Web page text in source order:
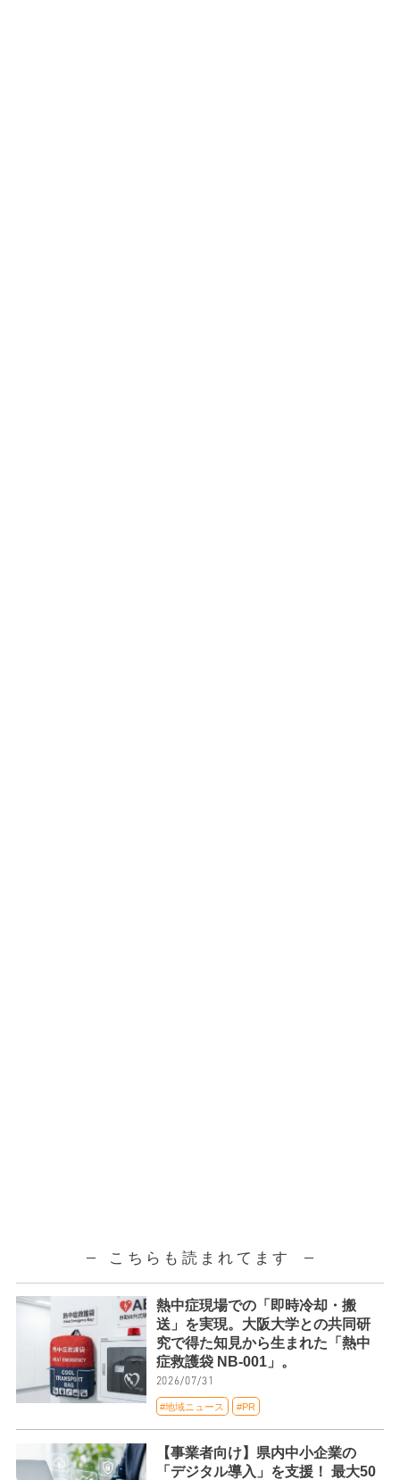
こちらも読まれてます
熱中症現場での「即時冷却・搬
送」を実現。大阪大学との共同研
究で得た知見から生まれた「熱中
症救護袋 NB-001」。
2026/07/31
#地域ニュース #PR
【事業者向け】県内中小企業の
「デジタル導入」を支援！ 最大50